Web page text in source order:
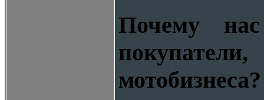
Почему
мотобизнеса?